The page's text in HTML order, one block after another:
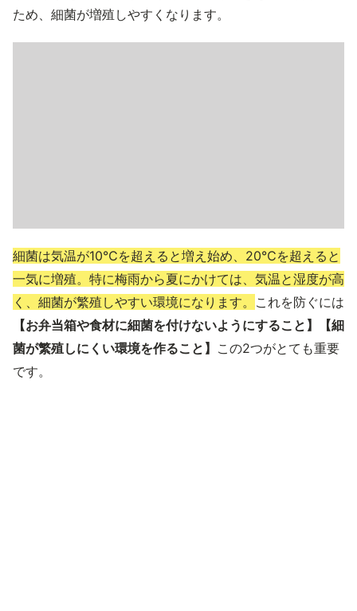
ため、細菌が増殖しやすくなります。
細菌は気温が10℃を超えると増え始め、20℃を超えると
一気に増殖。特に梅雨から夏にかけては、気温と湿度が高
く、細菌が繁殖しやすい環境になります。 これを防ぐには
【お弁当箱や食材に細菌を付けないようにすること】【細
菌が繁殖しにくい環境を作ること】 この2つがとても重要
です。